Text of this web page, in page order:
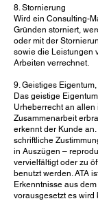
8. Stornierung
Wird ein Consulting-
Gründen storniert,
oder mit der
sowie die Leistungen
Arbeiten verrechnet.
9. Geistiges
Das geistige
Urheberrecht an allen
Zusammenarbeit
erkennt der Kunde
schriftliche
in Auszügen –
vervielfältigt oder zu
benutzt werden. ATA
Erkenntnisse aus
vorausgesetzt es